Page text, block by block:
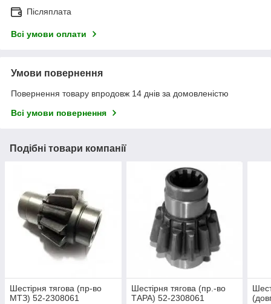
Післяплата
Всі умови оплати
Умови повернення
Повернення товару впродовж 14 днів за домовленістю
Всі умови повернення
Подібні товари компанії
Шестірня тягова (пр-во
МТЗ) 52-2308061
Шестірня тягова (пр.-во
ТАРА) 52-2308061